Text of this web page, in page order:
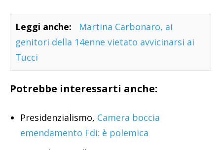
Leggi anche:
Martina Carbonaro, ai
genitori della 14enne vietato avvicinarsi ai
Tucci
Potrebbe interessarti anche:
Presidenzialismo, Camera boccia
emendamento Fdi: è polemica